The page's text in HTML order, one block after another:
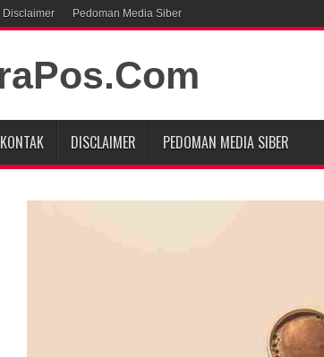
Disclaimer Pedoman Media Siber
KONTAK DISCLAIMER PEDOMAN MEDIA SIBER